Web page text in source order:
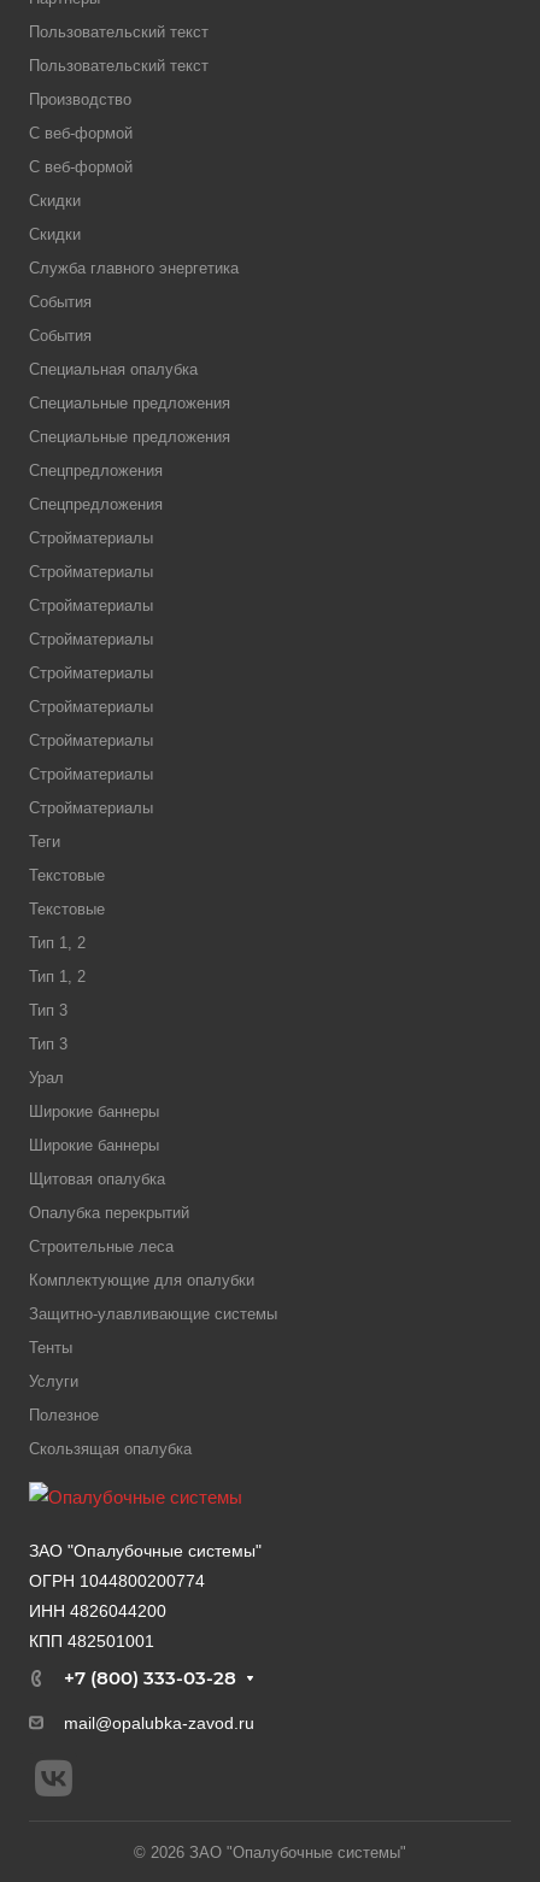
Пользовательский текст
Пользовательский текст
Производство
С веб-формой
С веб-формой
Скидки
Скидки
Служба главного энергетика
События
События
Специальная опалубка
Специальные предложения
Специальные предложения
Спецпредложения
Спецпредложения
Стройматериалы
Стройматериалы
Стройматериалы
Стройматериалы
Стройматериалы
Стройматериалы
Стройматериалы
Стройматериалы
Стройматериалы
Теги
Текстовые
Текстовые
Тип 1, 2
Тип 1, 2
Тип 3
Тип 3
Урал
Широкие баннеры
Широкие баннеры
Щитовая опалубка
Опалубка перекрытий
Строительные леса
Комплектующие для опалубки
Защитно-улавливающие системы
Тенты
Услуги
Полезное
Скользящая опалубка
ЗАО "Опалубочные системы"
ОГРН 1044800200774
ИНН 4826044200
КПП 482501001
+7 (800) 333-03-28
mail@opalubka-zavod.ru
© 2026 ЗАО "Опалубочные системы"